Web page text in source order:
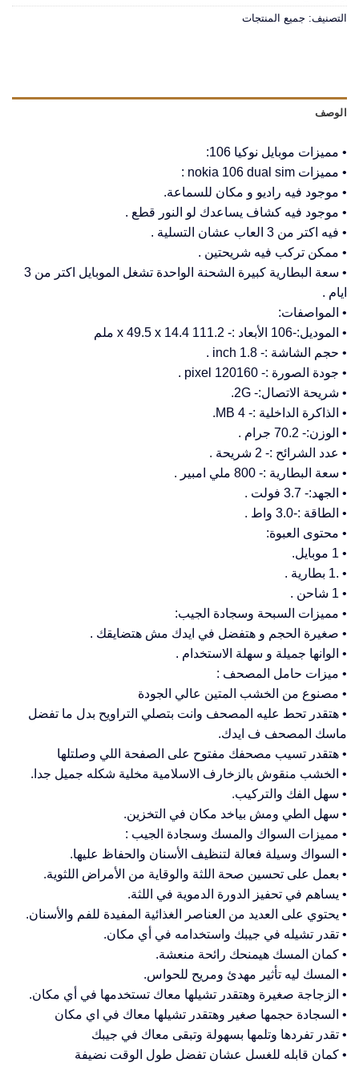
التصنيف: جميع المنتجات
الوصف
• مميزات موبايل نوكيا 106:
• مميزات nokia 106 dual sim :
• موجود فيه راديو و مكان للسماعة.
• موجود فيه كشاف يساعدك لو النور قطع .
• فيه اكتر من 3 العاب عشان التسلية .
• ممكن تركب فيه شريحتين .
• سعة البطارية كبيرة الشحنة الواحدة تشغل الموبايل اكتر من 3
ايام .
• المواصفات:
• الموديل:-106 الأبعاد :- 111.2 x 49.5 x 14.4 ملم
• حجم الشاشة :- 1.8 inch .
• جودة الصورة :- 120160 pixel .
• شريحة الاتصال:- 2G.
• الذاكرة الداخلية :- 4 MB.
• الوزن:- 70.2 جرام .
• عدد الشرائح :- 2 شريحة .
• سعة البطارية :- 800 ملي امبير .
• الجهد:- 3.7 فولت .
• الطاقة :-3.0 واط .
• محتوى العبوة:
• 1 موبايل.
• .1 بطارية .
• 1 شاحن .
• مميزات السبحة وسجادة الجيب:
• صغيرة الحجم و هتفضل في ايدك مش هتضايقك .
• الوانها جميلة و سهلة الاستخدام .
• ميزات حامل المصحف :
• مصنوع من الخشب المتين عالي الجودة
• هتقدر تحط عليه المصحف وانت بتصلي التراويح بدل ما تفضل
ماسك المصحف ف ايدك.
• هتقدر تسيب مصحفك مفتوح على الصفحة اللي وصلتلها
• الخشب منقوش بالزخارف الاسلامية مخلية شكله جميل جدا.
• سهل الفك والتركيب.
• سهل الطي ومش بياخد مكان في التخزين.
• مميزات السواك والمسك وسجادة الجيب :
• السواك وسيلة فعالة لتنظيف الأسنان والحفاظ عليها.
• بعمل على تحسين صحة اللثة والوقاية من الأمراض اللثوية.
• يساهم في تحفيز الدورة الدموية في اللثة.
• يحتوي على العديد من العناصر الغذائية المفيدة للفم والأسنان.
• تقدر تشيله في جيبك واستخدامه في أي مكان.
• كمان المسك هيمنحك رائحة منعشة.
• المسك ليه تأثير مهدئ ومريح للحواس.
• الزجاجة صغيرة وهتقدر تشيلها معاك تستخدمها في أي مكان.
• السجادة حجمها صغير وهتقدر تشيلها معاك في اي مكان
• تقدر تفردها وتلمها بسهولة وتبقى معاك في جيبك
• كمان قابله للغسل عشان تفضل طول الوقت نضيفة